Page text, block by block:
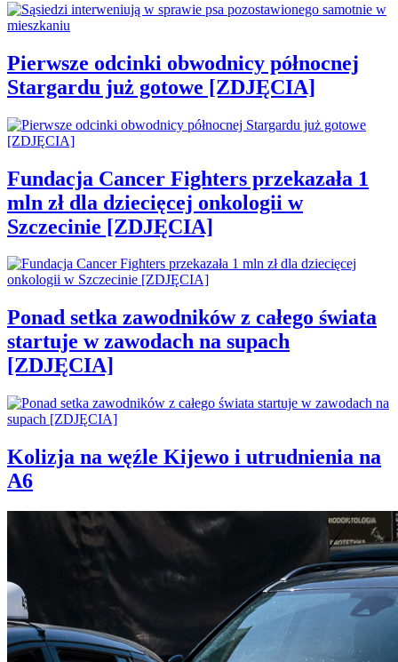
Pierwsze odcinki obwodnicy północnej
Stargardu już gotowe [ZDJĘCIA]
Fundacja Cancer Fighters przekazała 1
mln zł dla dziecięcej onkologii w
Szczecinie [ZDJĘCIA]
Ponad setka zawodników z całego świata
startuje w zawodach na supach
[ZDJĘCIA]
Kolizja na węźle Kijewo i utrudnienia na
A6